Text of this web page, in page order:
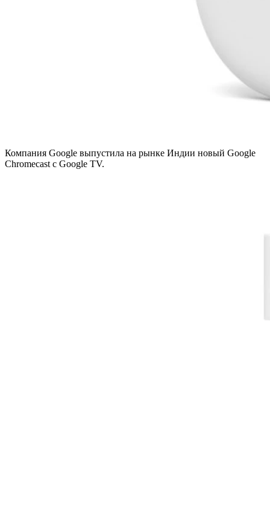
Компания Google выпустила на рынке Индии новый Google
Chromecast с Google TV.